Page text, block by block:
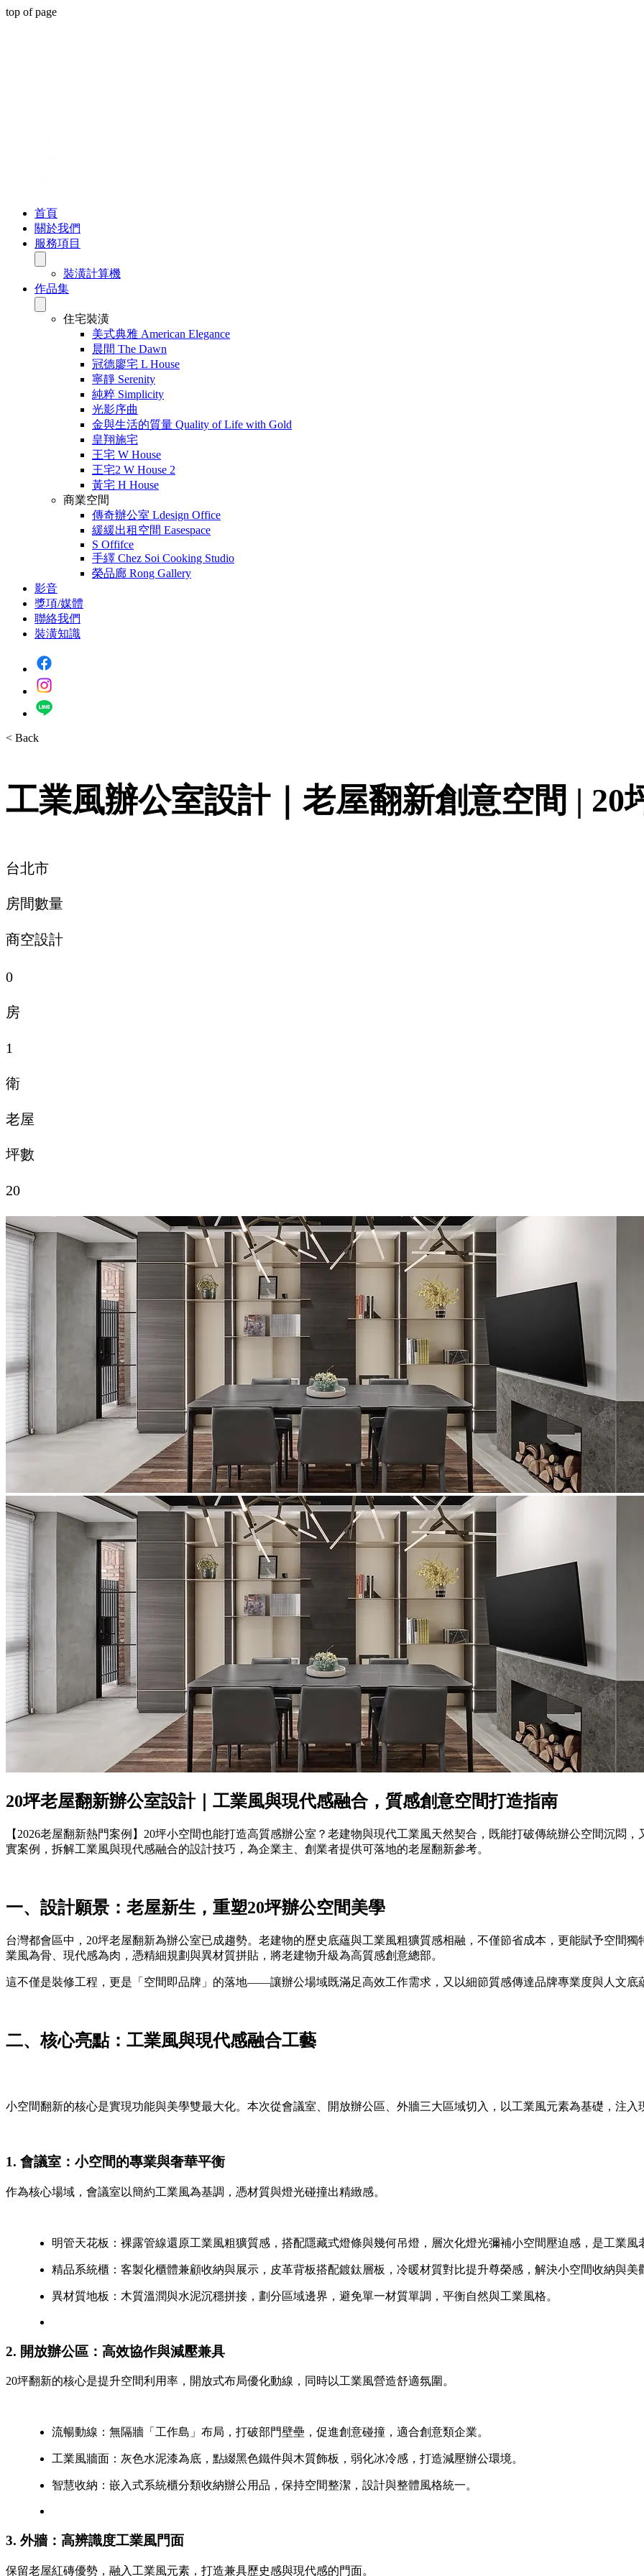
top of page
首頁
關於我們
服務項目
裝潢計算機
作品集
住宅裝潢
美式典雅 American Elegance
晨間 The Dawn
冠德廖宅 L House
寧靜 Serenity
純粹 Simplicity
光影序曲
​金與生活的質量 Quality of Life with Gold
皇翔施宅
王宅 W House
王宅2 W House 2
黃宅 H House
商業空間
傳奇辦公室 Ldesign Office
緩緩出租空間 Easespace
S Offifce
手繹 Chez Soi Cooking Studio
榮品廊 Rong Gallery
影音
獎項/媒體
聯絡我們
裝潢知識
< Back
工業風辦公室設計｜老屋翻新創意空間 | 20
台北市
​房間數量
商空設計
0
房
1
衛
老屋
​坪數
20
20坪老屋翻新辦公室設計｜工業風與現代感融合，質感創意空間打造指南
【2026老屋翻新熱門案例】20坪小空間也能打造高質感辦公室？老建物與現代工業風天然契合，既能打破傳統辦公空間沉悶
實案例，拆解工業風與現代感融合的設計技巧，為企業主、創業者提供可落地的老屋翻新參考。
一、設計願景：老屋新生，重塑20坪辦公空間美學
台灣都會區中，20坪老屋翻新為辦公室已成趨勢。老建物的歷史底蘊與工業風粗獷質感相融，不僅節省成本，更能賦予空間
業風為骨、現代感為肉，憑精細規劃與異材質拼貼，將老建物升級為高質感創意總部。
這不僅是裝修工程，更是「空間即品牌」的落地——讓辦公場域既滿足高效工作需求，又以細節質感傳達品牌專業度與人文底
二、核心亮點：工業風與現代感融合工藝
小空間翻新的核心是實現功能與美學雙最大化。本次從會議室、開放辦公區、外牆三大區域切入，以工業風元素為基礎，注
1. 會議室：小空間的專業與奢華平衡
作為核心場域，會議室以簡約工業風為基調，憑材質與燈光碰撞出精緻感。
明管天花板：裸露管線還原工業風粗獷質感，搭配隱藏式燈條與幾何吊燈，層次化燈光彌補小空間壓迫感，是工業風
精品系統櫃：客製化櫃體兼顧收納與展示，皮革背板搭配鍍鈦層板，冷暖材質對比提升尊榮感，解決小空間收納與美
異材質地板：木質溫潤與水泥沉穩拼接，劃分區域邊界，避免單一材質單調，平衡自然與工業風格。
2. 開放辦公區：高效協作與減壓兼具
20坪翻新的核心是提升空間利用率，開放式布局優化動線，同時以工業風營造舒適氛圍。
流暢動線：無隔牆「工作島」布局，打破部門壁壘，促進創意碰撞，適合創意類企業。
工業風牆面：灰色水泥漆為底，點綴黑色鐵件與木質飾板，弱化冰冷感，打造減壓辦公環境。
智慧收納：嵌入式系統櫃分類收納辦公用品，保持空間整潔，設計與整體風格統一。
3. 外牆：高辨識度工業風門面
保留老屋紅磚優勢，融入工業風元素，打造兼具歷史感與現代感的門面。